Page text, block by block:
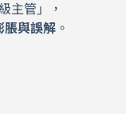
主管」，
脹與誤解 。